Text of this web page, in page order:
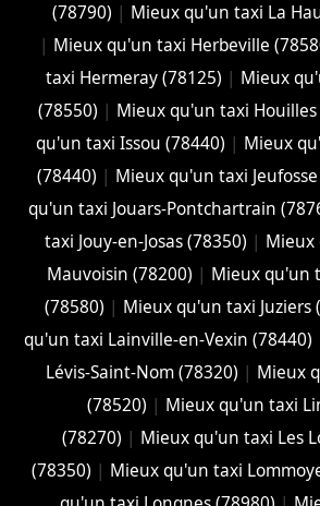
(78790) | Mieux qu'un taxi La
| Mieux qu'un taxi Herbeville
taxi Hermeray (78125) | Mieux
(78550) | Mieux qu'un taxi Houilles
qu'un taxi Issou (78440) | Mieux
(78440) | Mieux qu'un taxi
qu'un taxi Jouars-Pontchartrain
taxi Jouy-en-Josas (78350) | Mieux
Mauvoisin (78200) | Mieux qu'un
(78580) | Mieux qu'un taxi Juziers
qu'un taxi Lainville-en-Vexin (78440)
Lévis-Saint-Nom (78320) | Mieux
(78520) | Mieux qu'un taxi
(78270) | Mieux qu'un taxi Les
(78350) | Mieux qu'un taxi